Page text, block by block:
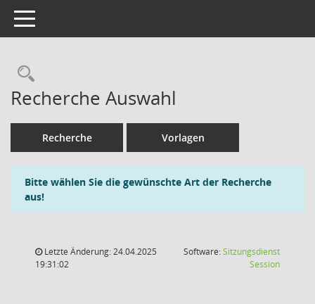
Toggle navigation
Rechercheauswahl
Recherche Auswahl
Recherche Vorlagen
Bitte wählen Sie die gewünschte Art der Recherche
aus!
Letzte Änderung: 24.04.2025
19:31:02
Software:Sitzungsdienst
Session(Wird in